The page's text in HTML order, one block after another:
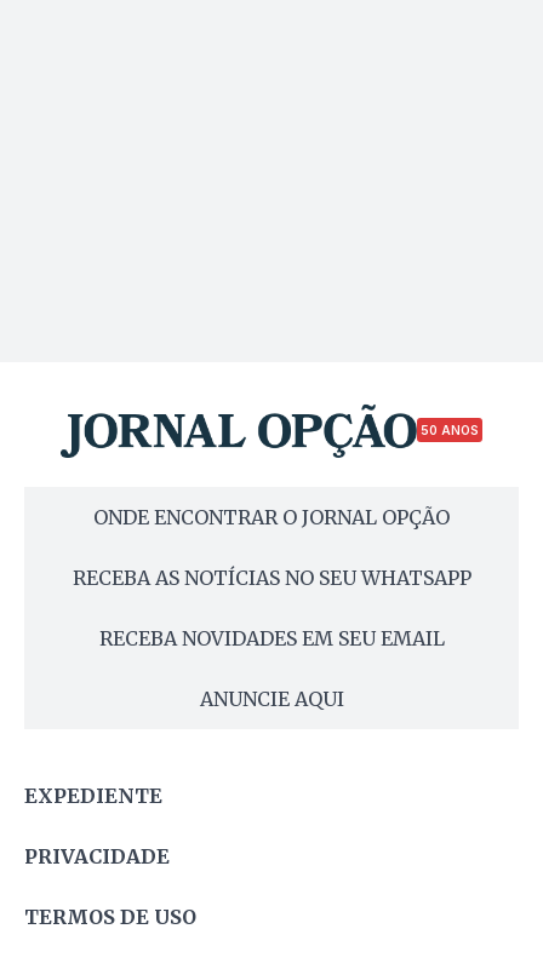
50 ANOS
ONDE ENCONTRAR O JORNAL OPÇÃO
RECEBA AS NOTÍCIAS NO SEU WHATSAPP
RECEBA NOVIDADES EM SEU EMAIL
ANUNCIE AQUI
EXPEDIENTE
PRIVACIDADE
TERMOS DE USO